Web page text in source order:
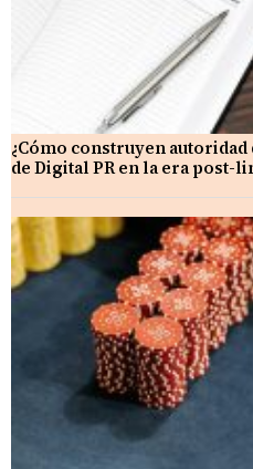
¿Cómo construyen
de Digital PR en la era post-